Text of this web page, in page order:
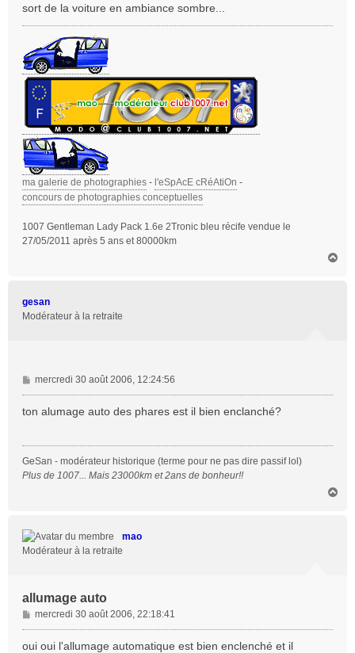
sort de la voiture en ambiance sombre...
ma galerie de photographies - l'eSpAcE cRéAtiOn -
concours de photographies conceptuelles
1007 Gentleman Lady Pack 1.6e 2Tronic bleu récife vendue le
27/05/2011 après 5 ans et 80000km
gesan
Modérateur à la retraite
M
e
s
e
mercredi 30 août 2006, 12:24:56
ton alumage auto des phares est il bien enclanché?
GeSan - modérateur historique (terme pour ne pas dire passif lol)
Plus de 1007... Mais 23000km et 2ans de bonheur!!
mao
Modérateur à la retraite
allumage auto
M
e
s
mercredi 30 août 2006, 22:18:41
oui oui l'allumage automatique est bien enclenché et il